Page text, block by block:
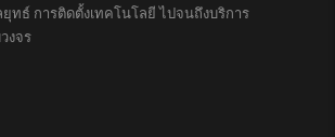
ทธ์ การติดตั้งเทคโนโลยี ไปจนถึงบริการ
งจร